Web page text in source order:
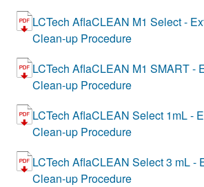
LCTech AflaCLEAN M1 Select -
Clean-up Procedure
LCTech AflaCLEAN M1 SMART -
Clean-up Procedure
LCTech AflaCLEAN Select 1mL -
Clean-up Procedure
LCTech AflaCLEAN Select 3 mL -
Clean-up Procedure